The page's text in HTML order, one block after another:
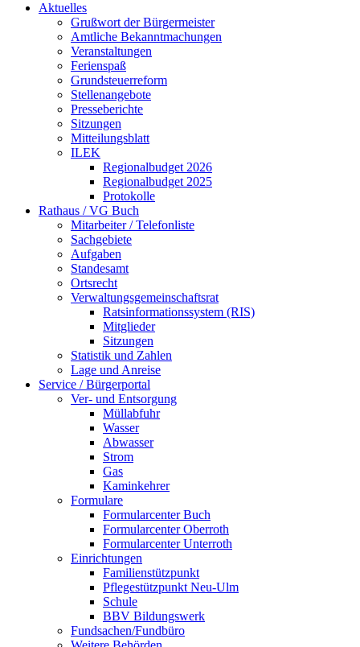
Aktuelles
Grußwort der Bürgermeister
Amtliche Bekanntmachungen
Veranstaltungen
Ferienspaß
Grundsteuerreform
Stellenangebote
Presseberichte
Sitzungen
Mitteilungsblatt
ILEK
Regionalbudget 2026
Regionalbudget 2025
Protokolle
Rathaus / VG Buch
Mitarbeiter / Telefonliste
Sachgebiete
Aufgaben
Standesamt
Ortsrecht
Verwaltungsgemeinschaftsrat
Ratsinformationssystem (RIS)
Mitglieder
Sitzungen
Statistik und Zahlen
Lage und Anreise
Service / Bürgerportal
Ver- und Entsorgung
Müllabfuhr
Wasser
Abwasser
Strom
Gas
Kaminkehrer
Formulare
Formularcenter Buch
Formularcenter Oberroth
Formularcenter Unterroth
Einrichtungen
Familienstützpunkt
Pflegestützpunkt Neu-Ulm
Schule
BBV Bildungswerk
Fundsachen/Fundbüro